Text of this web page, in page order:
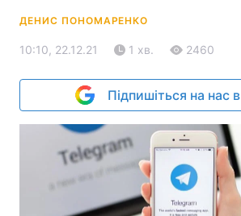
ДЕНИС ПОНОМАРЕНКО
10:10, 22.12.21 1 хв. 2460
Підпишіться на нас